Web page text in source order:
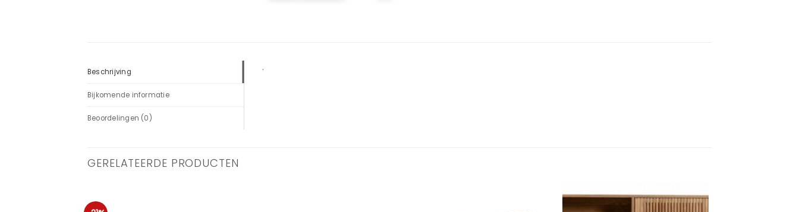
Beschrijving
Bijkomende informatie
Beoordelingen (0)
.
GERELATEERDE PRODUCTEN